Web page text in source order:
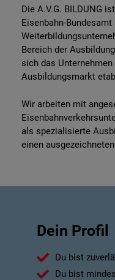
Die A.V.G. BILDUNG
Eisenbahn-
Bereich der
sich das
Ausbildungsmarkt
Wir arbeiten mit
als spezialisierte
einen
Dein Profil
Du bist
Du bist